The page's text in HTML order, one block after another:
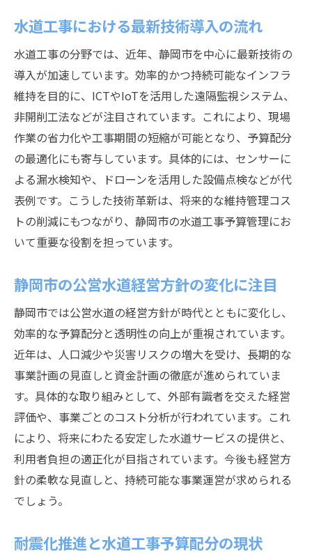
水道工事における最新技術導入の流れ
水道工事の分野では、近年、静岡市を中心に最新技術の
導入が加速しています。効率的かつ持続可能なインフラ
維持を目的に、ICTやIoTを活用した遠隔監視システム、
非開削工法などが注目されています。これにより、現場
作業の省力化や工事期間の短縮が可能となり、予算配分
の最適化にも寄与しています。具体的には、センサーに
よる漏水検知や、ドローンを活用した設備点検などが代
表例です。こうした技術革新は、将来的な維持管理コス
トの削減にもつながり、静岡市の水道工事予算管理にお
いて重要な役割を担っています。
静岡市の公営水道経営方針の変化に注目
静岡市では公営水道の経営方針が時代とともに変化し、
効率的な予算配分と透明性の向上が重視されています。
近年は、人口減少や災害リスクの増大を受け、長期的な
事業計画の見直しと資金計画の徹底が進められていま
す。具体的な取り組みとして、外部有識者を交えた経営
評価や、事業ごとのコスト分析が行われています。これ
により、将来にわたる安定した水道サービスの提供と、
利用者負担の適正化が目指されています。今後も経営方
針の柔軟な見直しと、持続可能な事業運営が求められる
でしょう。
耐震化推進と水道工事予算配分の現状